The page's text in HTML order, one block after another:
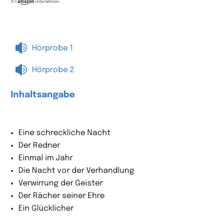
 Hörprobe 1
 Hörprobe 2
Inhaltsangabe
Eine schreckliche Nacht
Der Redner
Einmal im Jahr
Die Nacht vor der Verhandlung
Verwirrung der Geister
Der Rächer seiner Ehre
Ein Glücklicher